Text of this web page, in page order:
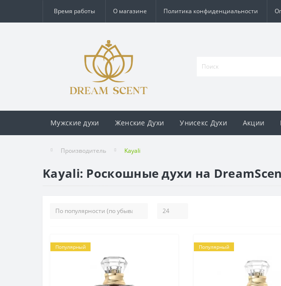
Время работы О магазине Политика конфиденциальности
Мужские духи Женские Духи Унисекс Духи Акции
Производитель Kayali
Kayali: Роскошные духи на
Популярный Популярный